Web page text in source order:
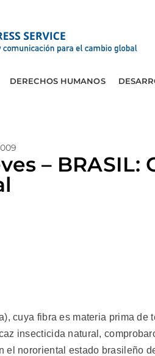
DERECHOS HUMANOS
–
cuya fibra es materia prima de
insecticida natural,
el nororiental estado brasileño